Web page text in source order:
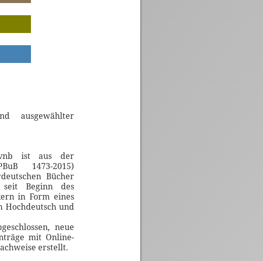
ausgewählter
ist aus der
1473-2015)
Bücher
seit Beginn des
in Form eines
Hochdeutsch und
neue
mit Online-
erstellt.